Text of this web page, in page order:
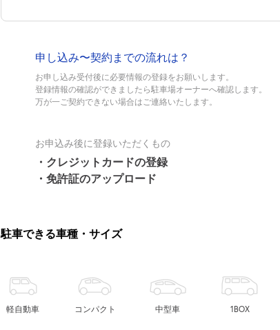
申し込み〜契約までの流れは？
お申し込み受付後に必要情報の登録をお願いします。
登録情報の確認ができましたら駐車場オーナーへ確認します。
万が一ご契約できない場合はご連絡いたします。
お申込み後に登録いただくもの
・クレジットカードの登録
・免許証のアップロード
駐車できる車種・サイズ
軽自動車 コンパクト 中型車 1BOX